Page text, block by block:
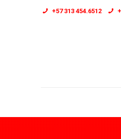
+57 313 454.6512